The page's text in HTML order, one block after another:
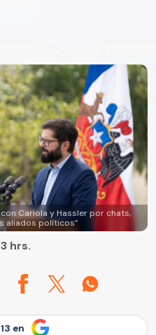
Cariola y Hassler por chats,
aliados políticos”
hrs.
en